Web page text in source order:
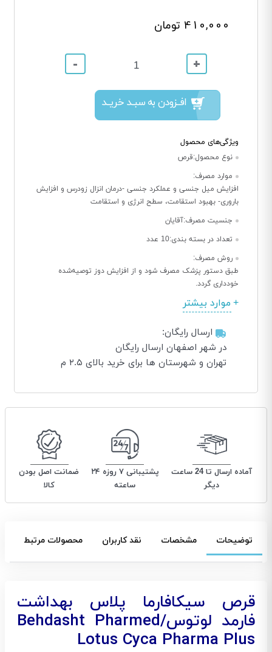
410,000 تومان
+
-
افــزودن به سبــد خریــد
ویژگی‌های محصول
نوع محصول:قرص
موارد مصرف:
افزایش میل جنسی و عملکرد جنسی -درمان انزال زودرس و افزایش
باروری- بهبود استقامت، سطح انرژی و استقامت
جنسیت مصرف:آقایان
تعداد در بسته بندی:10 عدد
روش مصرف:
طبق دستور پزشک مصرف شود و از افزایش دوز توصیه‌شده
خودداری گردد.
موارد بیشتر
ارسال رایگان:
در شهر اصفهان ارسال رایگان
تهران و شهرستان ها برای خرید بالای ۲.۵ م
آماده ارسال تا 24 ساعت
دیگر
پشتیبانی ۷ روزه ۲۴
ساعته
ضمانت اصل بودن
کالا
توضیحات مشخصات نقد کاربران محصولات مرتبط
قرص سیکافارما پلاس بهداشت
فارمد لوتوس/Behdasht Pharmed
Lotus Cyca Pharma Plus